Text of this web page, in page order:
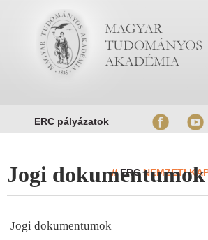
ERC pályázatok
//ERCNEMZETI
Jogi dokumentumok
Jogi dokumentumok